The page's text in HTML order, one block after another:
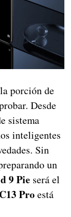
porción de
Desde
sistema
inteligentes
Sin
un
9 Pieserá el
Proestá